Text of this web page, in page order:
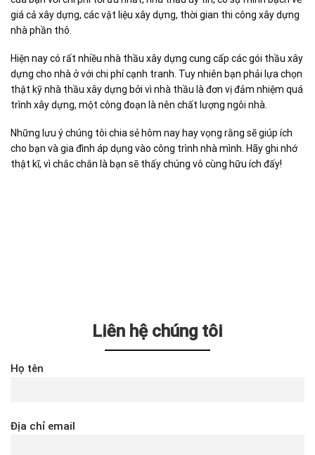
giá cả xây dựng, các vật liệu xây dựng, thời gian thi công xây dựng
nhà phần thô.
Hiện nay có rất nhiều nhà thầu xây dựng cung cấp các gói thầu xây
dựng cho nhà ở với chi phí cạnh tranh. Tuy nhiên bạn phải lựa chọn
thật kỹ nhà thầu xây dựng bởi vì nhà thầu là đơn vị đảm nhiệm quá
trình xây dựng, một công đoạn là nên chất lượng ngôi nhà.
Những lưu ý chúng tôi chia sẻ hôm nay hay vọng rằng sẽ giúp ích
cho bạn và gia đình áp dụng vào công trình nhà mình. Hãy ghi nhớ
thật kĩ, vì chắc chắn là bạn sẽ thấy chúng vô cùng hữu ích đấy!
Liên hệ chúng tôi
Họ tên
Địa chỉ email